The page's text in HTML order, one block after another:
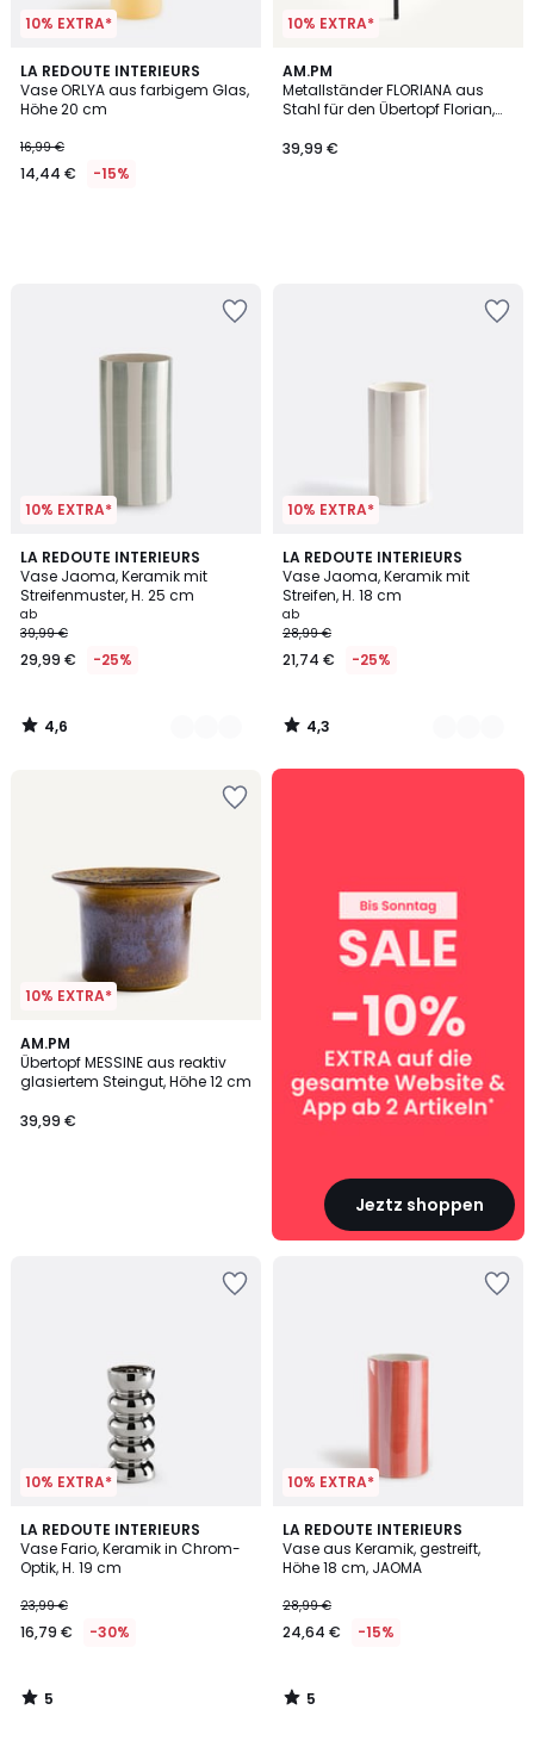
10% EXTRA*
LA REDOUTE INTERIEURS
Vase ORLYA aus farbigem Glas,
Höhe 20 cm
€
Statt
16,99 €
14,44 € -15%
10% EXTRA*
AM.PM
Metallständer FLORIANA aus
Stahl für den Übertopf Florian,
39,99 €
10% EXTRA*
LA REDOUTE INTERIEURS
Vase Jaoma, Keramik mit
Streifenmuster, H. 25 cm
ab
39,99 €
29,99 € -25%
4,6
/ 5
7
Farben
4,6
/
10% EXTRA*
LA REDOUTE INTERIEURS
Vase Jaoma, Keramik mit
Streifen, H. 18 cm
ab
28,99 €
21,74 € -25%
4,3
/ 5
7
Farben
4,3
/
10% EXTRA*
AM.PM
Übertopf MESSINE aus reaktiv
glasiertem Steingut, Höhe 12 cm
39,99 €
Jeztz shoppen
SALE
Artikeln*
10% EXTRA*
LA REDOUTE INTERIEURS
Vase Fario, Keramik in Chrom-
Optik, H. 19 cm
23,99 €
16,79 € -30%
5
/
5
5
/
10% EXTRA*
LA REDOUTE INTERIEURS
Vase aus Keramik, gestreift,
Höhe 18 cm, JAOMA
28,99 €
24,64 € -15%
5
/
5
5
/